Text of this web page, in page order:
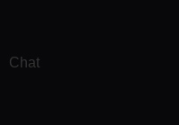
Chat